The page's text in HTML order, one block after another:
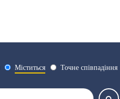
Міститься Точне співпадіння